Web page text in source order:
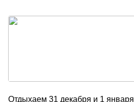
Отдыхаем 31 декабря и 1 января